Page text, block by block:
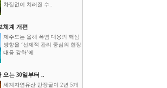
차질없이 치러질 수..
체계 개편
제주도는 올해 폭염 대응의 핵심
방향을 ‘선제적 관리 중심의 현장
대응 강화’에..
오는 30일부터 ..
세계자연유산 만장굴이 2년 5개